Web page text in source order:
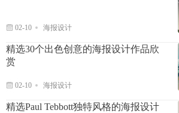
02-10 海报设计
精选30个出色创意的海报设计作品欣
赏
02-10 海报设计
精选Paul Tebbott独特风格的海报设计